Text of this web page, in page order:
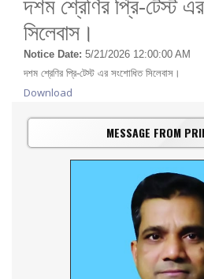
সিলেবাস।
Notice Date: 5/21/2026 12:00:00 AM
দশম শ্রেণির প্রি-টেস্ট এর সংশোধিত সিলেবাস।
Download
MESSAGE FROM